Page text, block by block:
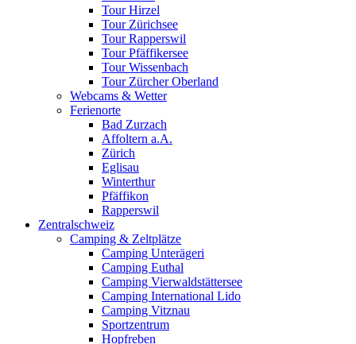
Tour Hirzel
Tour Zürichsee
Tour Rapperswil
Tour Pfäffikersee
Tour Wissenbach
Tour Zürcher Oberland
Webcams & Wetter
Ferienorte
Bad Zurzach
Affoltern a.A.
Zürich
Eglisau
Winterthur
Pfäffikon
Rapperswil
Zentralschweiz
Camping & Zeltplätze
Camping Unterägeri
Camping Euthal
Camping Vierwaldstättersee
Camping International Lido
Camping Vitznau
Sportzentrum
Hopfreben